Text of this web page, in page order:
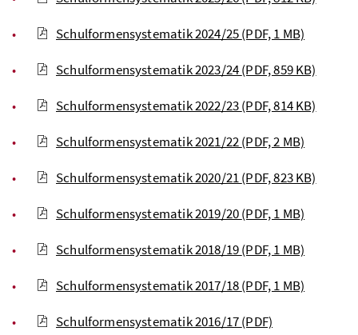
Schulformensystematik 2024/25(PDF, 1 MB)
Schulformensystematik 2023/24(PDF, 859 KB)
Schulformensystematik 2022/23(PDF, 814 KB)
Schulformensystematik 2021/22(PDF, 2 MB)
Schulformensystematik 2020/21(PDF, 823 KB)
Schulformensystematik 2019/20(PDF, 1 MB)
Schulformensystematik 2018/19(PDF, 1 MB)
Schulformensystematik 2017/18(PDF, 1 MB)
Schulformensystematik 2016/17(PDF)